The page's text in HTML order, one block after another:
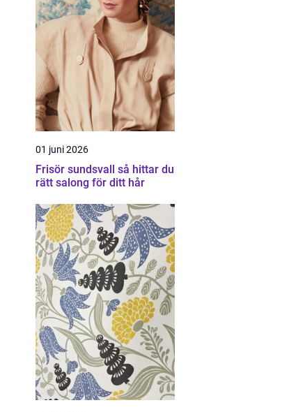
01 juni 2026
Frisör sundsvall så hittar du
rätt salong för ditt hår